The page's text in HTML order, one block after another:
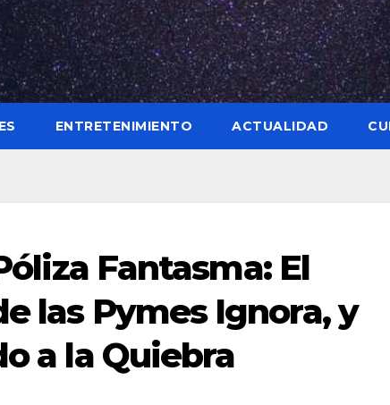
ENTRETENIMIENTO ACTUALIDAD
Fantasma: El
las Pymes Ignora, y
a la Quiebra